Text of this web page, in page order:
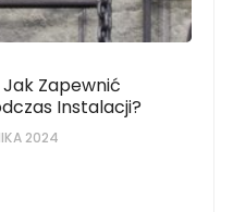
Zapewnić
Instalacji?
2024